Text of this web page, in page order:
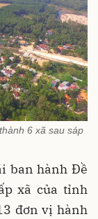
6 xã sau sáp
ban hành Đề
xã của tỉnh
đơn vị hành